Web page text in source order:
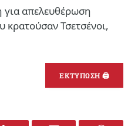
απελευθέρωση
Τσετσένοι,
ΕΚΤΥΠΩΣΗ 🖨